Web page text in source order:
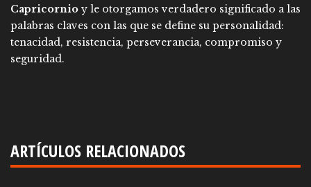
Capricornio y le otorgamos verdadero significado a las
palabras claves con las que se define su personalidad:
tenacidad, resistencia, perseverancia, compromiso y
seguridad.
ARTÍCULOS RELACIONADOS